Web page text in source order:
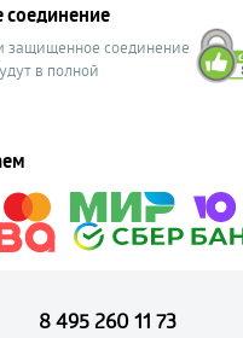
защищенное соединение
в полной
8 495 260 11 73